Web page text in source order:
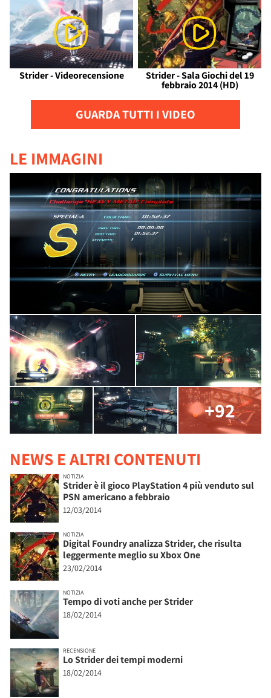
Strider - Videorecensione Strider - Sala Giochi del 19
febbraio 2014 (HD)
GUARDA TUTTI I VIDEO
LE IMMAGINI
+92
NEWS E ALTRI CONTENUTI
NOTIZIA
Strider è il gioco PlayStation 4 più venduto sul
PSN americano a febbraio
12/03/2014
NOTIZIA
Digital Foundry analizza Strider, che risulta
leggermente meglio su Xbox One
23/02/2014
NOTIZIA
Tempo di voti anche per Strider
18/02/2014
RECENSIONE
Lo Strider dei tempi moderni
18/02/2014